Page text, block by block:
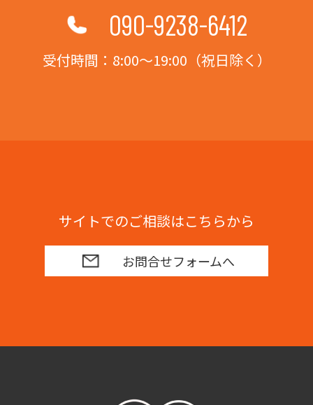
090-9238-6412
受付時間：8:00～19:00（祝日除く）
サイトでのご相談はこちらから
お問合せフォームへ